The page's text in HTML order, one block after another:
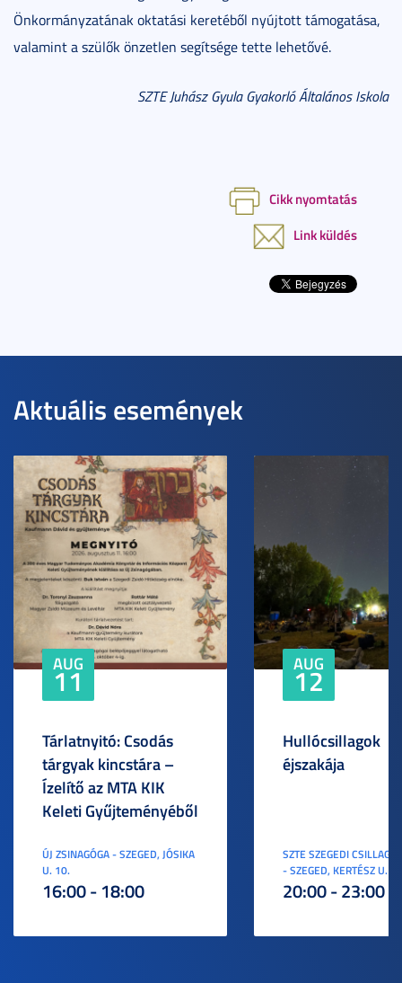
Önkormányzatának oktatási keretéből nyújtott támogatása,
valamint a szülők önzetlen segítsége tette lehetővé.
SZTE Juhász Gyula Gyakorló Általános Iskola
Cikk nyomtatás
Link küldés
Aktuális események
AUG
11
Tárlatnyitó: Csodás
tárgyak kincstára –
Ízelítő az MTA KIK
Keleti Gyűjteményéből
ÚJ ZSINAGÓGA - SZEGED, JÓSIKA
U. 10.
16:00 - 18:00
AUG
12
Hullócsillagok
éjszakája
SZTE SZEGEDI
- SZEGED, KERTÉSZ U. 3.
20:00 - 23:00